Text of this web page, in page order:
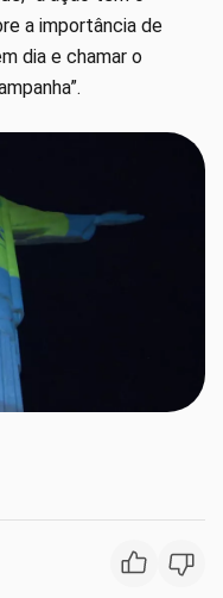
a importância de
dia e chamar o